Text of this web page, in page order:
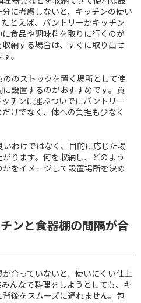
に考慮しないと、キッチンの使い
とえば、パントリーがキッチン
食品や調味料を取りに行くのが
納する場合は、すぐに取り出せ
。
のストックを置く場所として使
設置するのがおすすめです。買
チンに運ぶついでにパントリー
けでなく、体への負担も少なく
わけではなく、目的に応じた場
ります。何を収納し、どのよう
をイメージして設置場所を決め
ンと食器棚の間隔が合
合っていないと、使いにくい仕上
んなで料理をしようとしても、キ
後をスムーズに通れません。包